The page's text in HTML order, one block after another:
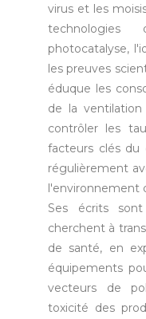
virus et les
photocatalyse,
les preuves
éduque les
de la ventilation
contrôler les
facteurs clés du
régulièrement
l'environnement
Ses écrits
cherchent à
de santé, en
équipements
vecteurs de
toxicité des